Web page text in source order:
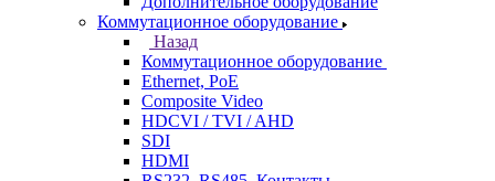
Коммутационное оборудование
Назад
Коммутационное оборудование
Ethernet, PoE
Composite Video
HDCVI / TVI / AHD
SDI
HDMI